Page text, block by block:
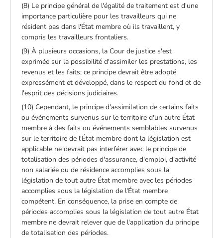
(8) Le principe général de l'égalité de traitement est d'une
importance particulière pour les travailleurs qui ne
résident pas dans l'État membre où ils travaillent, y
compris les travailleurs frontaliers.
(9) À plusieurs occasions, la Cour de justice s'est
exprimée sur la possibilité d'assimiler les prestations, les
revenus et les faits; ce principe devrait être adopté
expressément et développé, dans le respect du fond et de
l'esprit des décisions judiciaires.
(10) Cependant, le principe d'assimilation de certains faits
ou événements survenus sur le territoire d'un autre État
membre à des faits ou événements semblables survenus
sur le territoire de l'État membre dont la législation est
applicable ne devrait pas interférer avec le principe de
totalisation des périodes d'assurance, d'emploi, d'activité
non salariée ou de résidence accomplies sous la
législation de tout autre État membre avec les périodes
accomplies sous la législation de l'État membre
compétent. En conséquence, la prise en compte de
périodes accomplies sous la législation de tout autre État
membre ne devrait relever que de l'application du principe
de totalisation des périodes.